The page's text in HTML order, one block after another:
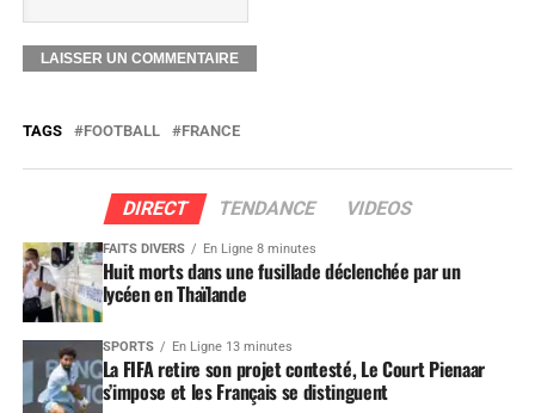
TAGS FOOTBALL FRANCE
DIRECT TENDANCE VIDEOS
FAITS DIVERS En Ligne 8 minutes
Huit morts dans une fusillade déclenchée par un
lycéen en Thaïlande
SPORTS En Ligne 13 minutes
La FIFA retire son projet contesté, Le Court Pienaar
s’impose et les Français se distinguent